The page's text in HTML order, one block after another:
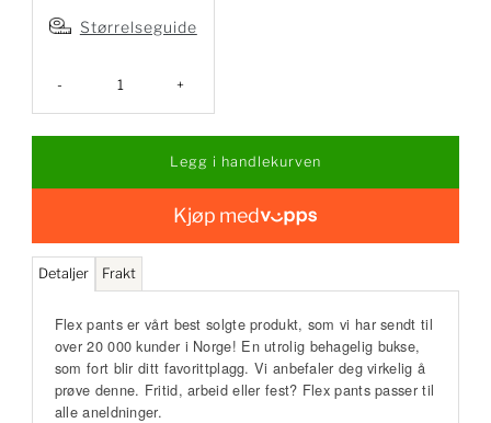
Størrelseguide
- +
Kjøp med
Detaljer Frakt
Flex pants er vårt best solgte produkt, som vi har sendt til
over 20 000 kunder i Norge! En utrolig behagelig bukse,
som fort blir ditt favorittplagg. Vi anbefaler deg virkelig å
prøve denne. Fritid, arbeid eller fest? Flex pants passer til
alle aneldninger.